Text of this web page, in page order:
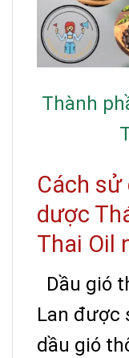
Thành
Cách sử
dược
Thai Oil
Dầu gió
Lan được
dầu gió